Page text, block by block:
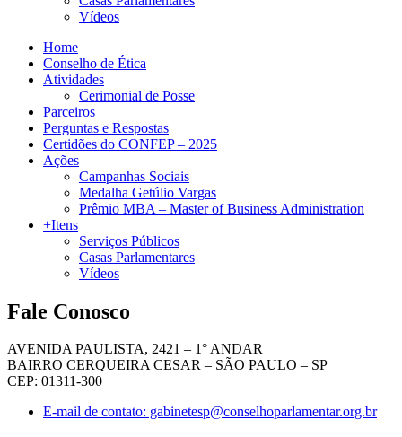
Vídeos
Home
Conselho de Ética
Atividades
Cerimonial de Posse
Parceiros
Perguntas e Respostas
Certidões do CONFEP – 2025
Ações
Campanhas Sociais
Medalha Getúlio Vargas
Prêmio MBA – Master of Business Administration
+Itens
Serviços Públicos
Casas Parlamentares
Vídeos
Fale Conosco
AVENIDA PAULISTA, 2421 – 1° ANDAR
BAIRRO CERQUEIRA CESAR – SÃO PAULO – SP
CEP: 01311-300
E-mail de contato: gabinetesp@conselhoparlamentar.org.br